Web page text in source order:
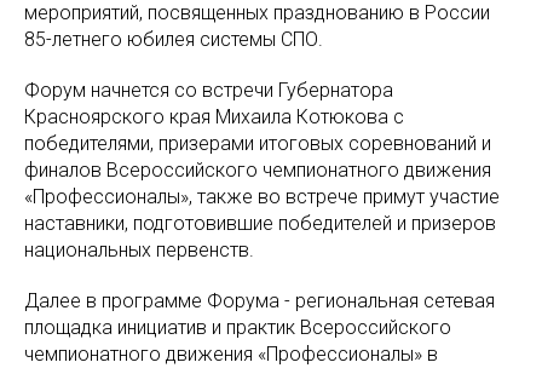
мероприятий, посвященных празднованию в России
85-летнего юбилея системы СПО.
Форум начнется со встречи Губернатора
Красноярского края Михаила Котюкова с
победителями, призерами итоговых соревнований и
финалов Всероссийского чемпионатного движения
«Профессионалы», также во встрече примут участие
наставники, подготовившие победителей и призеров
национальных первенств.
Далее в программе Форума - региональная сетевая
площадка инициатив и практик Всероссийского
чемпионатного движения «Профессионалы» в